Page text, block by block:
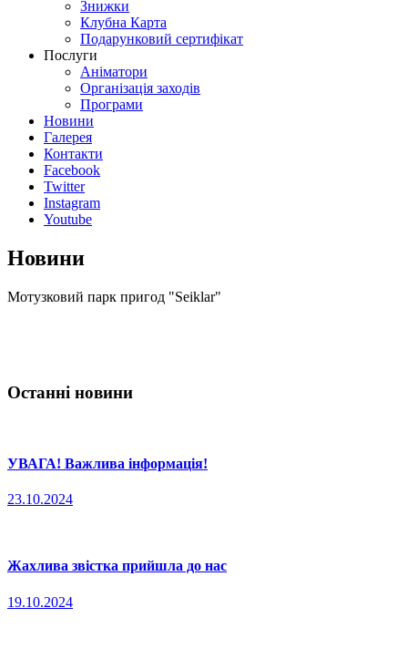
Знижки
Клубна Карта
Подарунковий сертифікат
Послуги
Аніматори
Організація заходів
Програми
Новини
Галерея
Контакти
Facebook
Twitter
Instagram
Youtube
Новини
Мотузковий парк пригод "Seiklar"
Останні новини
УВАГА! Важлива інформація!
23.10.2024
Жахлива звістка прийшла до нас
19.10.2024